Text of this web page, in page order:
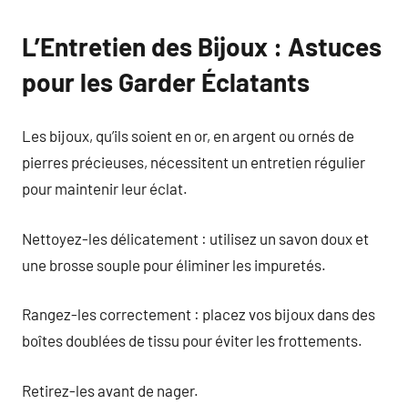
L’Entretien des Bijoux : Astuces
pour les Garder Éclatants
Les bijoux, qu’ils soient en or, en argent ou ornés de
pierres précieuses, nécessitent un entretien régulier
pour maintenir leur éclat.
Nettoyez-les délicatement : utilisez un savon doux et
une brosse souple pour éliminer les impuretés.
Rangez-les correctement : placez vos bijoux dans des
boîtes doublées de tissu pour éviter les frottements.
Retirez-les avant de nager.